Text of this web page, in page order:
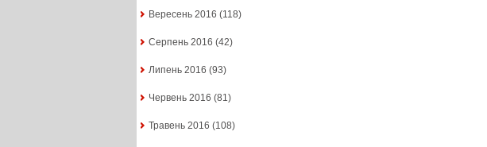
Вересень 2016 (118)
Серпень 2016 (42)
Липень 2016 (93)
Червень 2016 (81)
Травень 2016 (108)